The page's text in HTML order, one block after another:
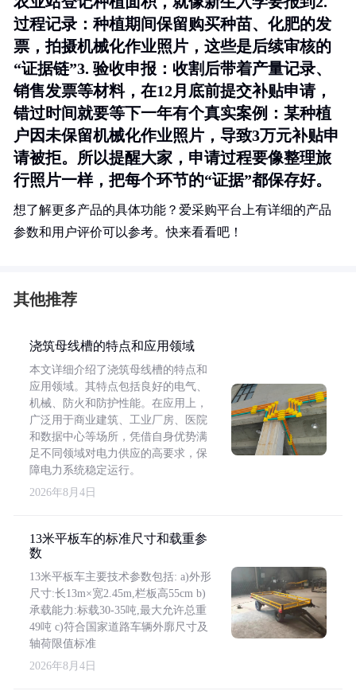
过程记录 ：种植期间保留购买种苗、化肥的发
票，拍摄机械化作业照片，这些是后续审核的
“证据链”3. 验收申报 ：收割后带着产量记录、
销售发票等材料，在12月底前提交补贴申请，
错过时间就要等下一年有个真实案例：某种植
户因未保留机械化作业照片，导致3万元补贴申
请被拒。所以提醒大家，申请过程要像整理旅
行照片一样，把每个环节的“证据”都保存好。
想了解更多产品的具体功能？爱采购平台上有详细的产品
参数和用户评价可以参考。快来看看吧！
其他推荐
浇筑母线槽的特点和应用领域
本文详细介绍了浇筑母线槽的特点和
应用领域。其特点包括良好的电气、
机械、防火和防护性能。在应用上，
广泛用于商业建筑、工业厂房、医院
和数据中心等场所，凭借自身优势满
足不同领域对电力供应的高要求，保
障电力系统稳定运行。
2026年8月4日
13米平板车的标准尺寸和载重参
数
13米平板车主要技术参数包括: a)外形
尺寸:长13m×宽2.45m,栏板高55cm b)
承载能力:标载30-35吨,最大允许总重
49吨 c)符合国家道路车辆外廓尺寸及
轴荷限值标准
2026年8月4日